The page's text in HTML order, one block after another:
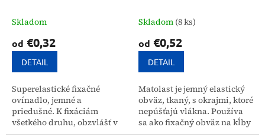
Skladom
od €0,32
DETAIL
Superelastické fixačné
ovínadlo, jemné a
priedušné. K fixáciám
všetkého druhu, obzvlášť v
oblasti kĺbov a na kónických
Skladom (8 ks)
od €0,52
DETAIL
Matolast je jemný elastický
obväz, tkaný, s okrajmi, ktoré
nepúšťajú vlákna. Používa
sa ako fixačný obväz na kĺby
a rovné kónické časti